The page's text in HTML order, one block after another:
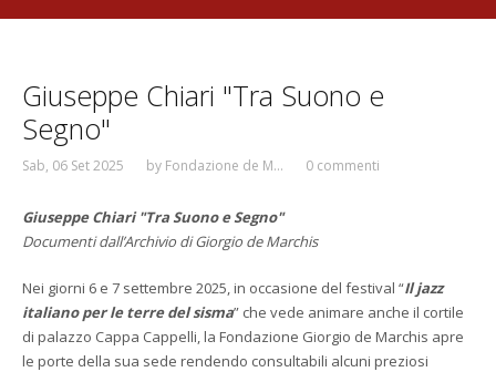
Giuseppe Chiari "Tra Suono e
Segno"
Sab, 06 Set 2025 by Fondazione de M... 0 commenti
Giuseppe Chiari "Tra Suono e Segno"
Documenti dall’Archivio di Giorgio de Marchis
Nei giorni 6 e 7 settembre 2025, in occasione del festival “Il jazz
italiano per le terre del sisma” che vede animare anche il cortile
di palazzo Cappa Cappelli, la Fondazione Giorgio de Marchis apre
le porte della sua sede rendendo consultabili alcuni preziosi